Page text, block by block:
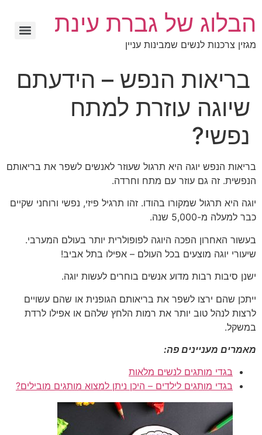
הבלוג של גברת עינת
מגזין צרכנות לנשים שמבינות עניין
בריאות הנפש – הידעתם
שיוגה עוזרת למתח
נפשי?
בריאות הנפש יוגה היא תרגול שעוזר לאנשים לשפר את בריאותם
הנפשית. זה גם עוזר עם מתח וחרדה.
יוגה היא תרגול שמקורו בהודו. זהו תרגיל פיזי, נפשי ורוחני שקיים
כבר למעלה מ-5,000 שנה.
בעשור האחרון הפכה היוגה לפופולרית יותר בעולם המערבי.
שיעורי יוגה מוצעים בכל העולם – אפילו בתל אביב!
ישנן סיבות רבות מדוע אנשים בוחרים לעשות יוגה.
ייתכן שהם ירצו לשפר את בריאותם הגופנית או שהם עשויים
לרצות לנהל טוב יותר את רמות הלחץ שלהם או אפילו לרדת
במשקל.
מאמרים מעניינים פה:
בגדי מותגים לנשים מלאות
בגדי מותגים לילדים – היכן ניתן למצוא מותגים מובילים?